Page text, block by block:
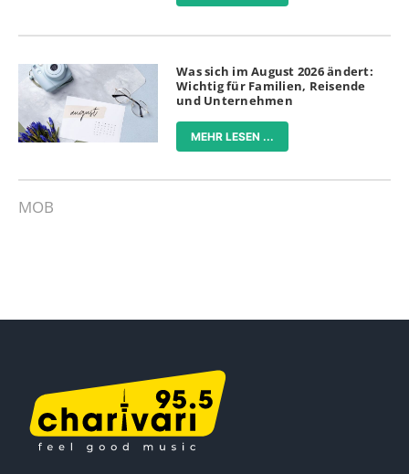
Was sich im August 2026 ändert:
Wichtig für Familien, Reisende
und Unternehmen
MEHR LESEN ...
MOB